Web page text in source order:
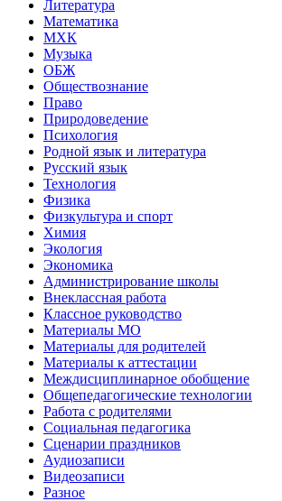
Литература
Математика
МХК
Музыка
ОБЖ
Обществознание
Право
Природоведение
Психология
Родной язык и литература
Русский язык
Технология
Физика
Физкультура и спорт
Химия
Экология
Экономика
Администрирование школы
Внеклассная работа
Классное руководство
Материалы МО
Материалы для родителей
Материалы к аттестации
Междисциплинарное обобщение
Общепедагогические технологии
Работа с родителями
Социальная педагогика
Сценарии праздников
Аудиозаписи
Видеозаписи
Разное